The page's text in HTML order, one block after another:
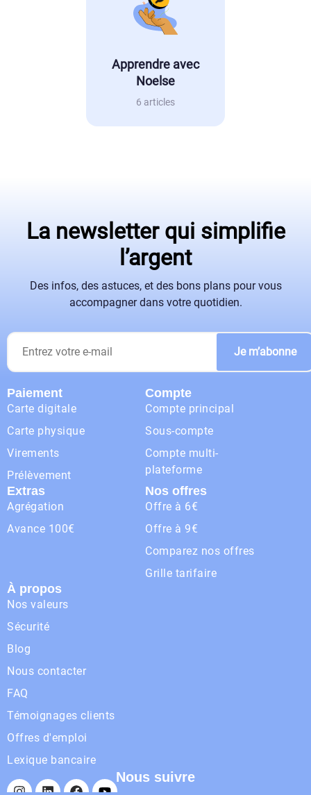
Apprendre avec
Noelse
6 articles
La newsletter qui simplifie
l’argent
Des infos, des astuces, et des bons plans pour vous
accompagner dans votre quotidien.
Je m’abonne
Paiement
Carte digitale
Carte physique
Virements
Prélèvement
Compte
Compte principal
Sous-compte
Compte multi-
plateforme
Extras
Agrégation
Avance 100€
Nos offres
Offre à 6€
Offre à 9€
Comparez nos offres
Grille tarifaire
À propos
Nos valeurs
Sécurité
Blog
Nous contacter
FAQ
Témoignages clients
Offres d'emploi
Lexique bancaire
Nous suivre